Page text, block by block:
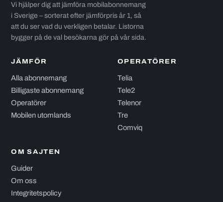
Vi hjälper dig att jämföra mobilabonnemang
i Sverige – sorterat efter jämförpris år 1, så
att du ser vad du verkligen betalar. Listorna
bygger på de val besökarna gör på vår sida.
JÄMFÖR
Alla abonnemang
Billigaste abonnemang
Operatörer
Mobilen utomlands
OPERATÖRER
Telia
Tele2
Telenor
Tre
Comviq
OM SAJTEN
Guider
Om oss
Integritetspolicy